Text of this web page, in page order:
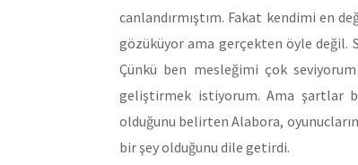
canlandırmıştım. Fakat kendimi en
gözüküyor ama gerçekten öyle değil.
Çünkü ben mesleğimi çok
geliştirmek istiyorum. Ama şartlar
olduğunu belirten Alabora,
bir şey olduğunu dile getirdi.